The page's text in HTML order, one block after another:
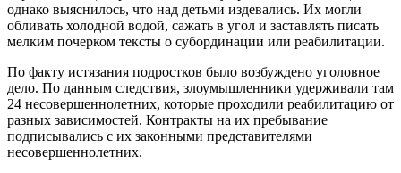
однако выяснилось, что над детьми издевались. Их могли
обливать холодной водой, сажать в угол и заставлять писать
мелким почерком тексты о субординации или реабилитации.
По факту истязания подростков было возбуждено уголовное
дело. По данным следствия, злоумышленники удерживали там
24 несовершеннолетних, которые проходили реабилитацию от
разных зависимостей. Контракты на их пребывание
подписывались с их законными представителями
несовершеннолетних.